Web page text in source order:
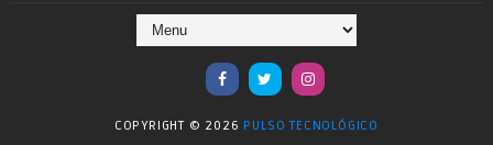
COPYRIGHT © 2026 PULSO TECNOLÓGICO